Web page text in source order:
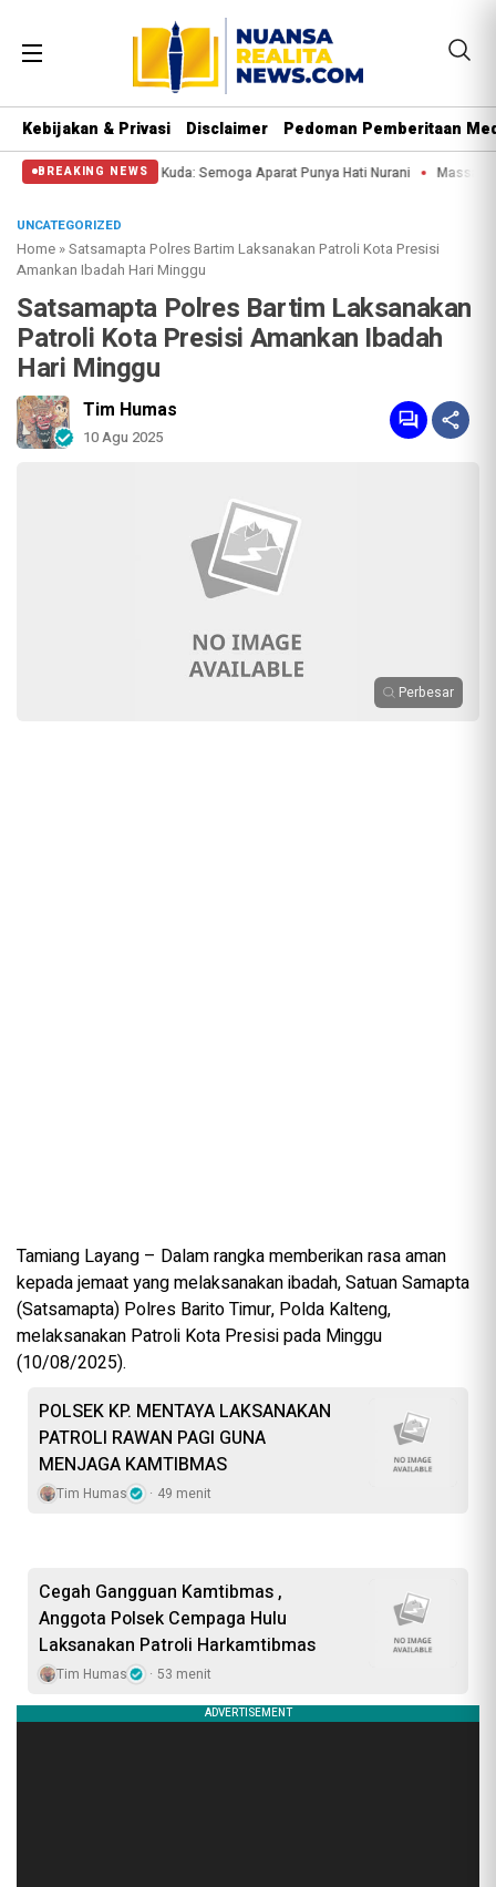
Kebijakan & Privasi Disclaimer Pedoman Pemberitaan
BREAKING NEWS
di Patung Kuda: Semoga Aparat Punya Hati Nurani Massa Reuni 212
UNCATEGORIZED
Home »Satsamapta Polres Bartim Laksanakan Patroli Kota Presisi
Amankan Ibadah Hari Minggu
Satsamapta Polres Bartim Laksanakan
Patroli Kota Presisi Amankan Ibadah
Hari Minggu
Tim Humas
10 Agu 2025
Perbesar
Tamiang Layang – Dalam rangka memberikan rasa aman
kepada jemaat yang melaksanakan ibadah, Satuan Samapta
(Satsamapta) Polres Barito Timur, Polda Kalteng,
melaksanakan Patroli Kota Presisi pada Minggu
(10/08/2025).
POLSEK KP. MENTAYA LAKSANAKAN
PATROLI RAWAN PAGI GUNA
MENJAGA KAMTIBMAS
Tim Humas 49 menit
Cegah Gangguan Kamtibmas ,
Anggota Polsek Cempaga Hulu
Laksanakan Patroli Harkamtibmas
Tim Humas 53 menit